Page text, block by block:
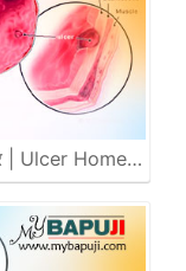
| Ulcer Home…